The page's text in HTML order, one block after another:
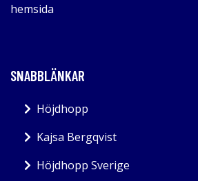
hemsida
SNABBLÄNKAR
Höjdhopp
Kajsa Bergqvist
Höjdhopp Sverige